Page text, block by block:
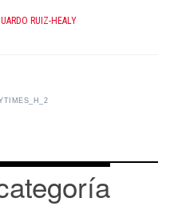
RUIZ-HEALY